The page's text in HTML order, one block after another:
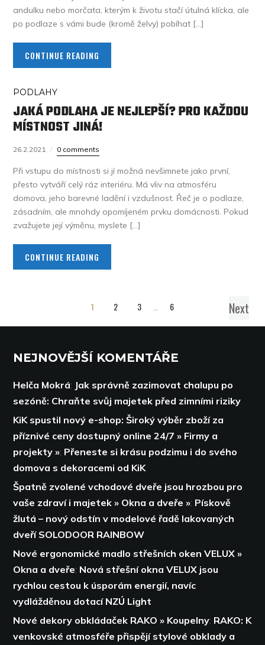
andulku nebo morčata, kterým k životu stačí útulná klícka, ale
po podlaze s vámi bude (kromě želvy) pobíhat […]
CONTINUE READING
PODLAHY
JAKÁ PODLAHA JE NEJLEPŠÍ? PRO KAŽDOU
MÍSTNOST JINÁ!
26.2.2021 0 comments
Při vstupu do místnosti si jí možná nevšimnete jako první,
přesto vytváří celý ráz interiéru. Má vliv na atmosféru
domova, jeho barevné ladění i vzdušnost. Řeč je o podlaze,
zásadním, ale mnohdy opomíjeném prvku domácnosti. Pokud
zvažujete její výměnu, myslete […]
CONTINUE READING
1 2 3 6 Next
NEJNOVĚJŠÍ KOMENTÁŘE
Helča Mokrá: Jak správně zazimovat chalupu po
sezóně: Chraňte svůj majetek před zimními riziky
KiK spustil nový e-shop: Široký výběr zboží za
příznivé ceny dostupný online 24/7 » Firmy a
projekty »: Přeneste si krásu podzimu i do svého
domova s dekoracemi od KiK
Špatně zvolené vchodové dveře jsou hrozbou pro
vaše zdraví i majetek » Okna a dveře »: Pískově
žlutá – nový odstín v modelové řadě lakovaných
dveří SOLODOOR RAINBOW
Nové ergonomické madlo střešních oken VELUX »
Okna a dveře: Nová střešní okna VELUX jsou
rychlou cestou k úsporám energií, navíc
vydlážděnou dotací NZÚ Light
Nové dekory obkládaček RAKO » Koupelny: RAKO: K
venkovské atmosféře přispějí stylové obklady a